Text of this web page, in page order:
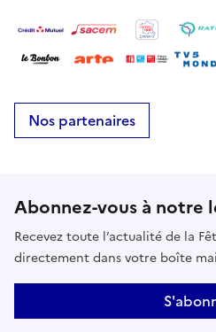
Nos partenaires
Abonnez-vous à notre
Recevez toute l’actualité de la
directement dans votre boîte